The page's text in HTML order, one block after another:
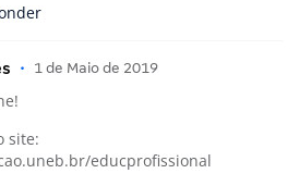
• 1 de Maio de 2019
site:
educprofissional